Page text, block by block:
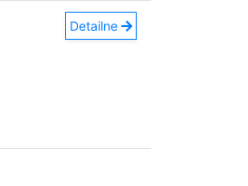
Detailne